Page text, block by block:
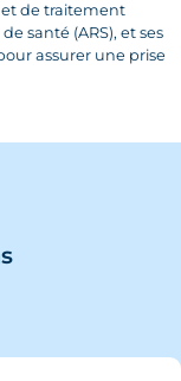
et de traitement
santé (ARS), et ses
assurer une prise